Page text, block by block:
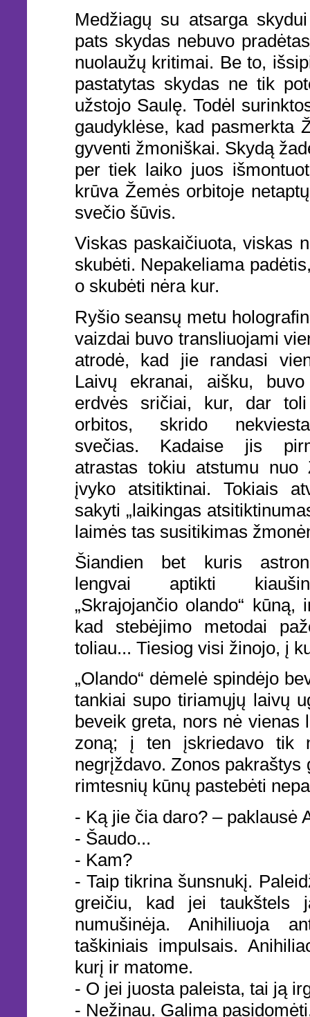
Medžiagų su atsarga
pats skydas nebuvo
nuolaužų kritimai. Be to,
pastatytas skydas ne tik
užstojo Saulę. Todėl
gaudyklėse, kad pasmerkta
gyventi žmoniškai. Skydą
per tiek laiko juos
krūva Žemės orbitoje
svečio šūvis.
Viskas paskaičiuota, viskas
skubėti. Nepakeliama
o skubėti nėra kur.
Ryšio seansų metu
vaizdai buvo transliuojami
atrodė, kad jie randasi
Laivų ekranai, aišku,
erdvės sričiai, kur, dar
orbitos, skrido
svečias. Kadaise jis
atrastas tokiu atstumu
įvyko atsitiktinai. Tokiais
sakyti „laikingas
laimės tas susitikimas
Šiandien bet kuris
lengvai aptikti
„Skrajojančio olando“
kad stebėjimo metodai
toliau... Tiesiog visi žinojo, į
„Olando“ dėmelė spindėjo
tankiai supo tiriamųjų laivų
beveik greta, nors nė vienas
zoną; į ten įskriedavo tik
negrįždavo. Zonos
rimtesnių kūnų pastebėti
- Ką jie čia daro? – paklausė
- Šaudo...
- Kam?
- Taip tikrina šunsnukį.
greičiu, kad jei taukštels
numušinėja. Anihiliuoja
taškiniais impulsais.
kurį ir matome.
- O jei juosta paleista, tai ją
- Nežinau. Galima